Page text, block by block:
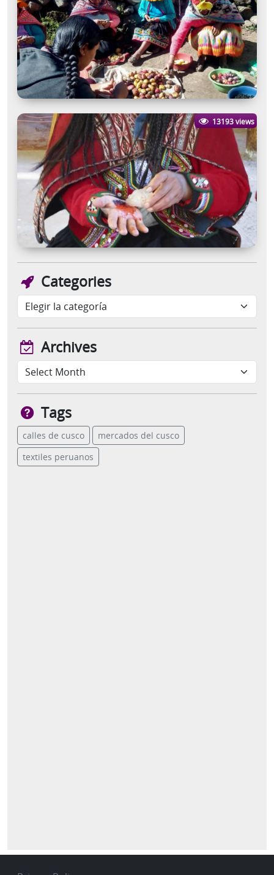
13193 views
Categories
Archives
Tags
calles de cusco
mercados del cusco
textiles peruanos